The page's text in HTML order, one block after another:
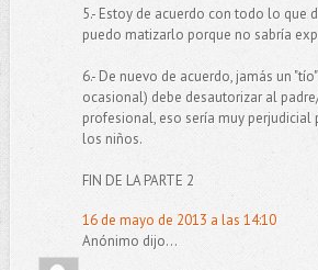
5.- Estoy de acuerdo con todo lo que
puedo matizarlo porque no sabría
6.- De nuevo de acuerdo, jamás un
ocasional) debe desautorizar al
profesional, eso sería muy perjudicial
los niños.
FIN DE LA PARTE 2
16 de mayo de 2013 a las 14:10
Anónimo dijo...